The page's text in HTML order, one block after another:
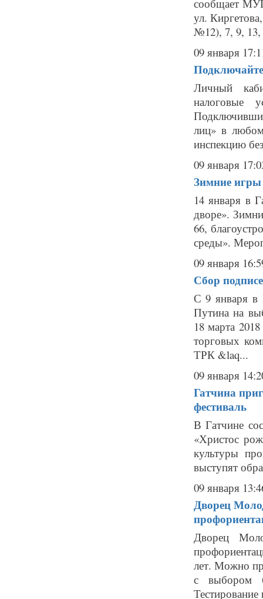
сообщает
ул.
№12), 7, 9, 13,
09 января
Личный
налоговые
лиц» в
инспекцию
09 января
Зимние игры
14 января в
дворе».
66,
среды».
09 января
Сбор
С 9 января в
Путина на
18 марта
торговых
ТРК &laq...
09 января
Гатчина
фестиваль
В Гатчине
«Христос
культуры
выступят
09 января
Дворец
Дворец
лет. Можно
с выбором
Тестирование